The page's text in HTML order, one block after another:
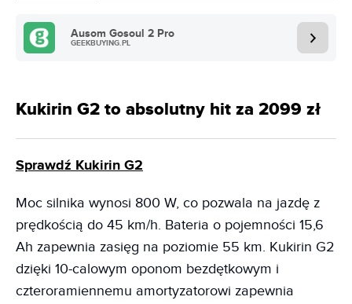
Ausom Gosoul 2 Pro
GEEKBUYING.PL
Kukirin G2 to absolutny hit za 2099 zł
Sprawdź Kukirin G2
Moc silnika wynosi 800 W, co pozwala na jazdę z
prędkością do 45 km/h. Bateria o pojemności 15,6
Ah zapewnia zasięg na poziomie 55 km. Kukirin G2
dzięki 10-calowym oponom bezdętkowym i
czteroramiennemu amortyzatorowi zapewnia